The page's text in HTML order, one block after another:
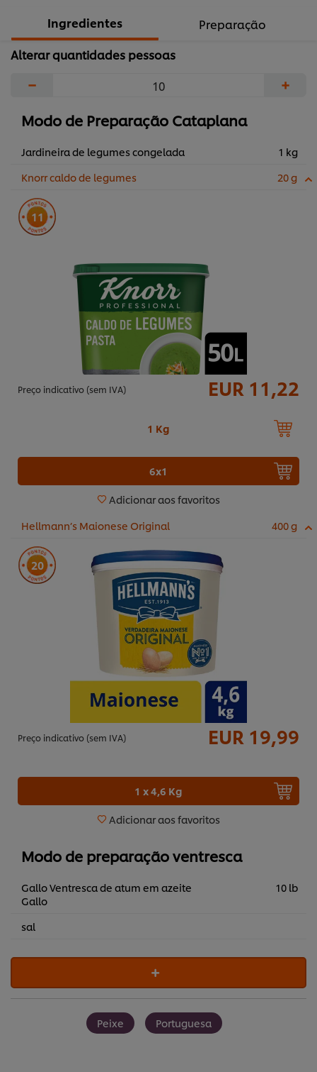
classificações.
Ingredientes
Preparação
Alterar quantidades pessoas
− +
Modo de Preparação Cataplana
Jardineira de legumes congelada
1 kg
Knorr caldo de legumes
20 g
11
Preço indicativo (sem IVA) EUR 11,22
1 Kg
6x1
Adicionar aos favoritos
Hellmann’s Maionese Original
400 g
20
Preço indicativo (sem IVA) EUR 19,99
1 x 4,6 Kg
Adicionar aos favoritos
Modo de preparação ventresca
Gallo Ventresca de atum em azeite
Gallo
10 lb
sal
Peixe Portuguesa